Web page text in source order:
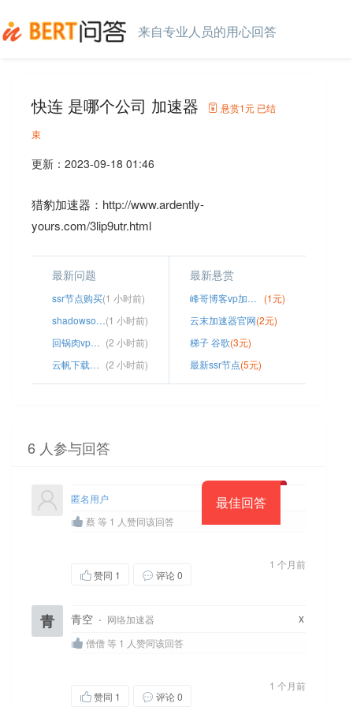
来自专业人员的用心回答
快连 是哪个公司 加速器 悬赏1元 已结
束
更新： 2023-09-18 01:46
猎豹加速器：http://www.ardently-
yours.com/3lip9utr.html
最新问题
ssr节点购买(1 小时前)
shadowsocket节点免费(1 小时前)
回锅肉vp官网 (2 小时前)
云帆下载链接 (2 小时前)
最新悬赏
峰哥博客vp加速器
(1元)
云末加速器官网(2元)
梯子 谷歌(3元)
最新ssr节点(5元)
6 人参与回答
最佳回答
匿名用户
蔡 等 1 人赞同该回答
1 个月前
赞同 1 评论 0
青 青空 · 网络加速器 x
僧僧 等 1 人赞同该回答
1 个月前
赞同 1 评论 0